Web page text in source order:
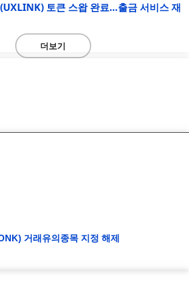
토큰 스왑 완료…출금 서비스 재
더보기
거래유의종목 지정 해제